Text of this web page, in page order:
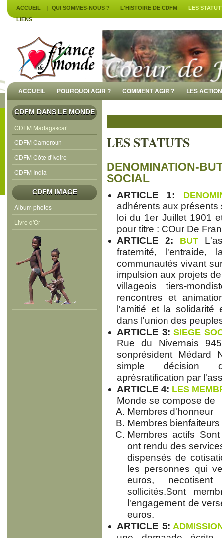
ACCUEIL QUI SOMMES-NOUS ? L'HISTOIRE DE CDFM
LES
LIENS
ACCUEIL POURQUOI AGIR ? COMMENT AGIR ? LES
CDFM DANS LE MONDE
CDFM Madagascar
CDFM Cameroun
CDFM Côte d'Ivoire
CDFM India
CDFM IMAGE
Album photos
Livre d'Or
LES STATUTS
DENOMINATION-
SOCIAL
ARTICLE 1:
adhérents aux présents
loi du 1er Juillet 1901
pour titre : COur De
ARTICLE 2:
BUT
fraternité, l'entraide,
communautés vivant
impulsion aux projets
villageois tiers-
rencontres et
l'amitié et la solidarité
dans l'union des
ARTICLE 3: SIEGE
Rue du Nivernais
sonprésident Médard
simple décision
aprèsratification par
ARTICLE 4: LES
Monde se compose de
Membres d'honneur
Membres bienfaiteurs
Membres actifs
ont rendu des
dispensés de
les personnes qui
euros,
sollicités.Sont
l'engagement de
euros.
ARTICLE 5: